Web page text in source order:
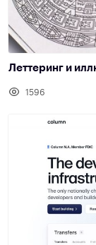
Леттеринг и
1596